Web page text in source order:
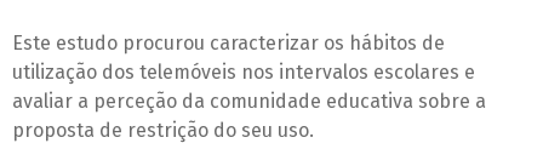
Este estudo procurou caracterizar os hábitos de
utilização dos telemóveis nos intervalos escolares e
avaliar a perceção da comunidade educativa sobre a
proposta de restrição do seu uso.